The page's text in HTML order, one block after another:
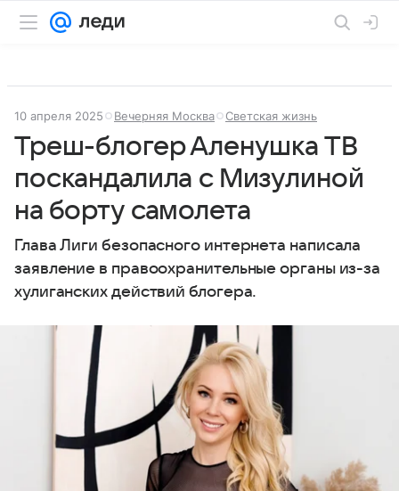
10 апреля 2025 Вечерняя Москва Светская жизнь
Треш-блогер Аленушка ТВ
поскандалила с Мизулиной
на борту самолета
Глава Лиги безопасного интернета написала
заявление в правоохранительные органы из-за
хулиганских действий блогера.